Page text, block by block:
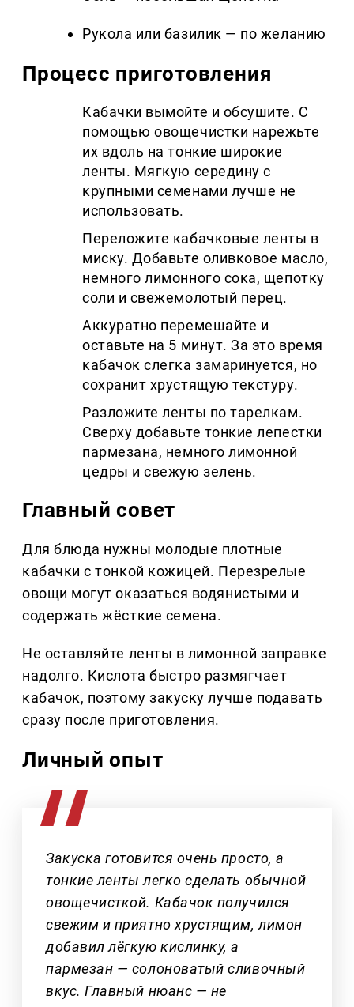
Рукола или базилик — по желанию
Процесс приготовления
Кабачки вымойте и обсушите. С
помощью овощечистки нарежьте
их вдоль на тонкие широкие
ленты. Мягкую середину с
крупными семенами лучше не
использовать.
Переложите кабачковые ленты в
миску. Добавьте оливковое масло,
немного лимонного сока, щепотку
соли и свежемолотый перец.
Аккуратно перемешайте и
оставьте на 5 минут. За это время
кабачок слегка замаринуется, но
сохранит хрустящую текстуру.
Разложите ленты по тарелкам.
Сверху добавьте тонкие лепестки
пармезана, немного лимонной
цедры и свежую зелень.
Главный совет
Для блюда нужны молодые плотные
кабачки с тонкой кожицей. Перезрелые
овощи могут оказаться водянистыми и
содержать жёсткие семена.
Не оставляйте ленты в лимонной заправке
надолго. Кислота быстро размягчает
кабачок, поэтому закуску лучше подавать
сразу после приготовления.
Личный опыт
Закуска готовится очень просто, а
тонкие ленты легко сделать обычной
овощечисткой. Кабачок получился
свежим и приятно хрустящим, лимон
добавил лёгкую кислинку, а
пармезан — солоноватый сливочный
вкус. Главный нюанс — не